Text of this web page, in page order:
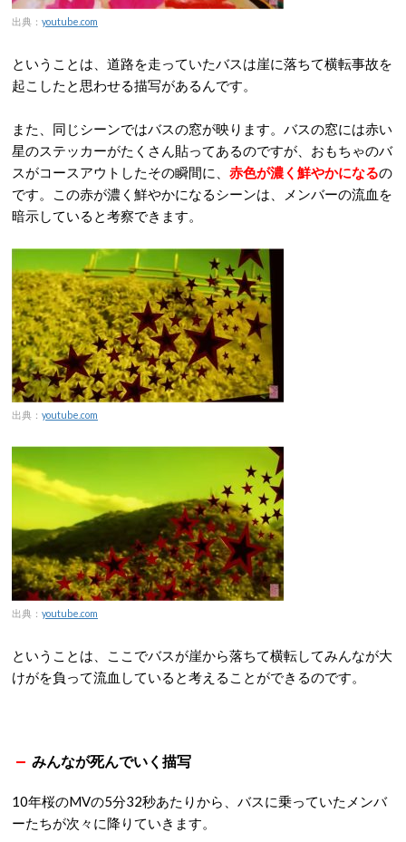
出典： youtube.com
ということは、道路を走っていたバスは崖に落ちて横転事故を
起こしたと思わせる描写があるんです。
また、同じシーンではバスの窓が映ります。バスの窓には赤い
星のステッカーがたくさん貼ってあるのですが、おもちゃのバ
スがコースアウトしたその瞬間に、 赤色が濃く鮮やかになるの
です。この赤が濃く鮮やかになるシーンは、メンバーの流血を
暗示していると考察できます。
出典： youtube.com
出典： youtube.com
ということは、ここでバスが崖から落ちて横転してみんなが大
けがを負って流血していると考えることができるのです。
みんなが死んでいく描写
10年桜のMVの5分32秒あたりから、バスに乗っていたメンバ
ーたちが次々に降りていきます。